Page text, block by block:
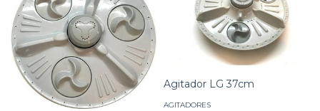
Agitador LG 37cm
AGITADORES